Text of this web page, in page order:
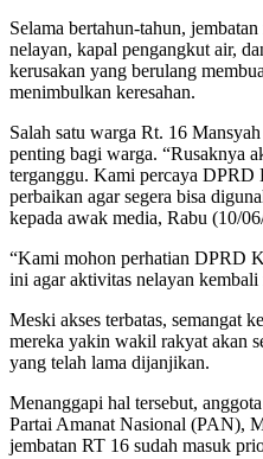
Selama bertahun-tahun,
nelayan, kapal pengangkut air,
kerusakan yang berulang
menimbulkan keresahan.
Salah satu warga Rt. 16
penting bagi warga. “Rusaknya
terganggu. Kami percaya DPRD
perbaikan agar segera bisa
kepada awak media, Rabu (10/
“Kami mohon perhatian DPRD
ini agar aktivitas nelayan kembali
Meski akses terbatas, semangat
mereka yakin wakil rakyat akan
yang telah lama dijanjikan.
Menanggapi hal tersebut,
Partai Amanat Nasional (PAN),
jembatan RT 16 sudah masuk